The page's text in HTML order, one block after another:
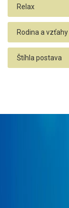
Relax
Rodina a vzťahy
Štíhla postava